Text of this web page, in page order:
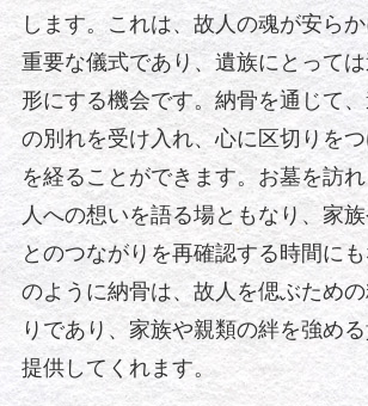
します。これは、故人の魂が安ら
重要な儀式であり、遺族にとって
形にする機会です。納骨を通じて
の別れを受け入れ、心に区切りを
を経ることができます。お墓を訪
人への想いを語る場ともなり、家
とのつながりを再確認する時間に
のように納骨は、故人を偲ぶため
りであり、家族や親類の絆を強め
提供してくれます。